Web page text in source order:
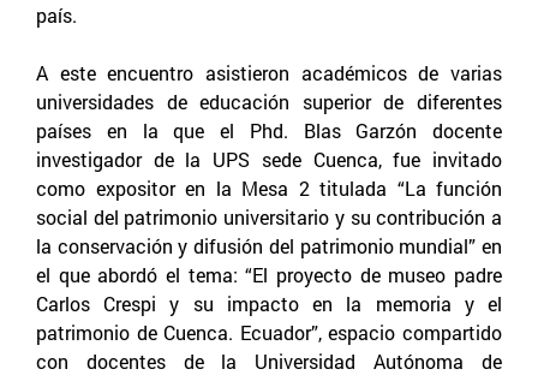
país.
A este encuentro asistieron académicos de varias
universidades de educación superior de diferentes
países en la que el Phd. Blas Garzón docente
investigador de la UPS sede Cuenca, fue invitado
como expositor en la Mesa 2 titulada “La función
social del patrimonio universitario y su contribución a
la conservación y difusión del patrimonio mundial” en
el que abordó el tema: “El proyecto de museo padre
Carlos Crespi y su impacto en la memoria y el
patrimonio de Cuenca. Ecuador”, espacio compartido
con docentes de la Universidad Autónoma de